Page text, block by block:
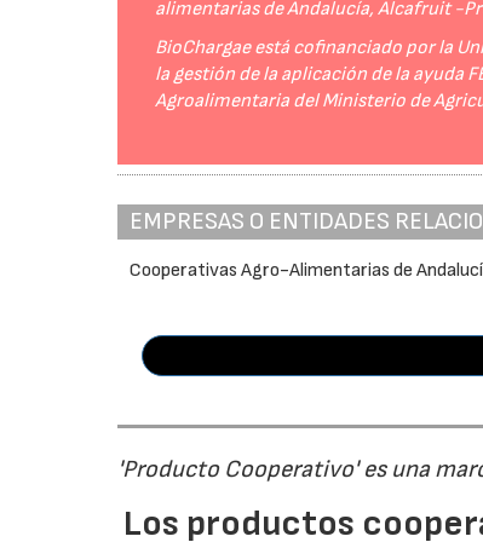
alimentarias de Andalucía, Alcafruit -
BioChargae está cofinanciado por la
la gestión de la aplicación de la ayuda
Agroalimentaria del Ministerio de
EMPRESAS O ENTIDADES
Cooperativas Agro-Alimentarias de
'Producto Cooperativo' es una
Los productos